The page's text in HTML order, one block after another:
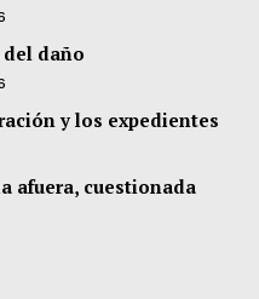
daño
y los expedientes
afuera, cuestionada